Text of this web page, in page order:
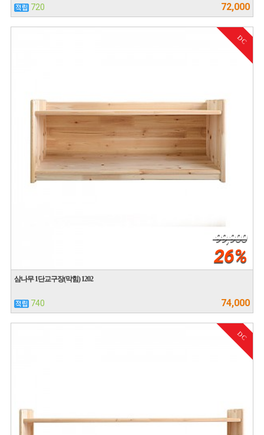
720 72,000
DC
99,900
26%
삼나무 1단교구장(막힘) 1202
740 74,000
DC